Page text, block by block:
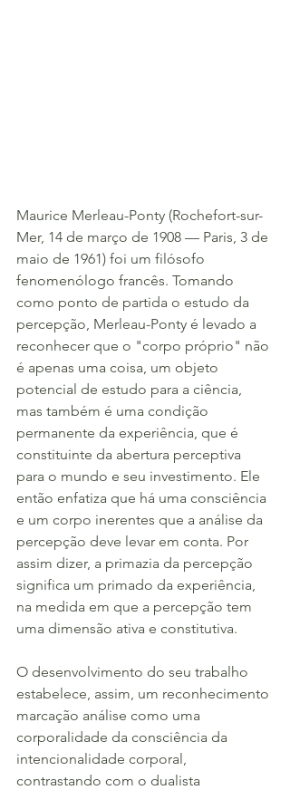
Maurice Merleau-Ponty (Rochefort-sur-
Mer, 14 de março de 1908 — Paris, 3 de
maio de 1961) foi um filósofo
fenomenólogo francês. Tomando
como ponto de partida o estudo da
percepção, Merleau-Ponty é levado a
reconhecer que o "corpo próprio" não
é apenas uma coisa, um objeto
potencial de estudo para a ciência,
mas também é uma condição
permanente da experiência, que é
constituinte da abertura perceptiva
para o mundo e seu investimento. Ele
então enfatiza que há uma consciência
e um corpo inerentes que a análise da
percepção deve levar em conta. Por
assim dizer, a primazia da percepção
significa um primado da experiência,
na medida em que a percepção tem
uma dimensão ativa e constitutiva.
O desenvolvimento do seu trabalho
estabelece, assim, um reconhecimento
marcação análise como uma
corporalidade da consciência da
intencionalidade corporal,
contrastando com o dualista